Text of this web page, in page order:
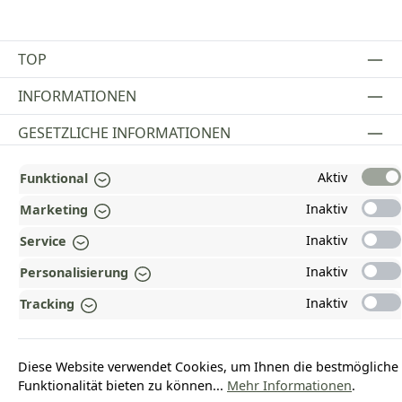
TOP
Vertrag widerrufen
INFORMATIONEN
GESETZLICHE INFORMATIONEN
ZAHLUNGS- UND VERSANDARTEN
AUSGEZEICHNET UND ZERTIFIZIERT!
WARUM HEAD-SHOP.DE?
UNSERE COMMUNITIES
Funktional
Aktiv
Marketing
Inaktiv
Service
Inaktiv
Personalisierung
Inaktiv
Tracking
Inaktiv
Diese Website verwendet Cookies, um Ihnen die bestmögliche
Funktionalität bieten zu können... Mehr Informationen.